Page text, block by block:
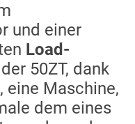
und einer
Load-
50ZT, dank
eine Maschine,
dem eines